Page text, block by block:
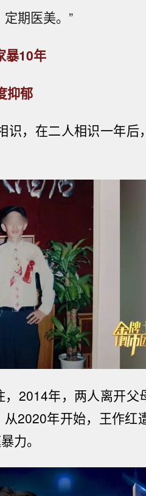
期医美。”
暴10年
抑郁
识，在二人相识一年后，
2014年，两人离开父
从2020年开始，王作红
力。